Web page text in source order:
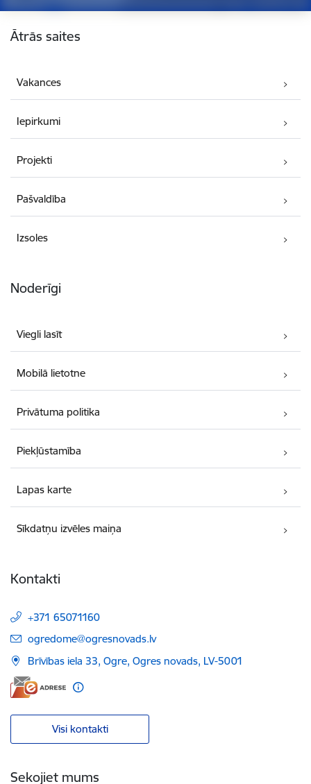
Ātrās saites
Vakances
Iepirkumi
Projekti
Pašvaldība
Izsoles
Noderīgi
Viegli lasīt
Mobilā lietotne
Privātuma politika
Piekļūstamība
Lapas karte
Sīkdatņu izvēles maiņa
Kontakti
+371 65071160
E-pasts:
ogredome@ogresnovads.lv
Brīvības iela 33, Ogre, Ogres novads, LV-5001
Visi kontakti
Sekojiet mums